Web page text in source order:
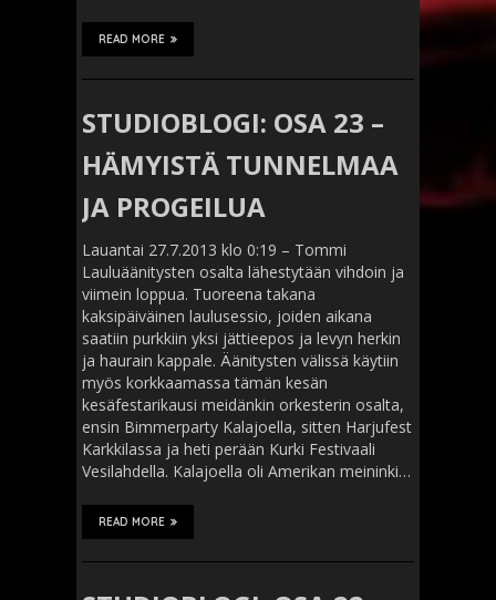
READ MORE
STUDIOBLOGI: OSA 23 –
HÄMYISTÄ TUNNELMAA
JA PROGEILUA
Lauantai 27.7.2013 klo 0:19 – Tommi
Lauluäänitysten osalta lähestytään vihdoin ja
viimein loppua. Tuoreena takana
kaksipäiväinen laulusessio, joiden aikana
saatiin purkkiin yksi jättieepos ja levyn herkin
ja haurain kappale. Äänitysten välissä käytiin
myös korkkaamassa tämän kesän
kesäfestarikausi meidänkin orkesterin osalta,
ensin Bimmerparty Kalajoella, sitten Harjufest
Karkkilassa ja heti perään Kurki Festivaali
Vesilahdella. Kalajoella oli Amerikan meininki…
READ MORE